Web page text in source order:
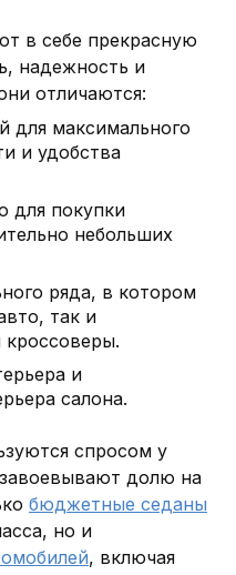
в себе прекрасную
надежность и
отличаются:
для максимального
и удобства
для покупки
небольших
ряда, в котором
так и
и
салона.
спросом у
долю на
бюджетные седаны
но и
, включая